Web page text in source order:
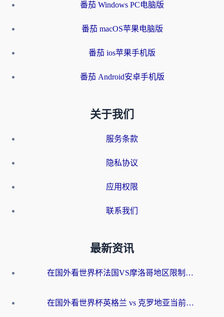
番茄 Windows PC电脑版
番茄 macOS苹果电脑版
番茄 ios苹果手机版
番茄 Android安卓手机版
关于我们
服务条款
隐私协议
应用权限
联系我们
最新资讯
在国外看世界杯法国VS摩洛哥地区限制？这篇指南让你流畅看中文解说无压力
在国外看世界杯英格兰 vs 克罗地亚当前地区不可播放？这篇指南帮你搞定所有海外观赛难题